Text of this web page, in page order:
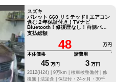
スズキ
パレット 660 リミテッドⅡ エアコン
含む２年保証付き！TVナビ
Bluetooth！修復歴なし！両側パワ
ースライドドア！
支払総額
48
万円
本体価格
45 万円
諸費用
3 万円
2012(H24) |
9万km | 検車検整備付 | 修
復無 | 法定含 | 保証付・24ヶ月・30千